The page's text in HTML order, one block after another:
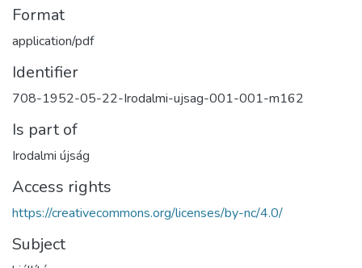
Format
application/pdf
Identifier
708-1952-05-22-Irodalmi-ujsag-001-001-m162
Is part of
Irodalmi újság
Access rights
https://creativecommons.org/licenses/by-nc/4.0/
Subject